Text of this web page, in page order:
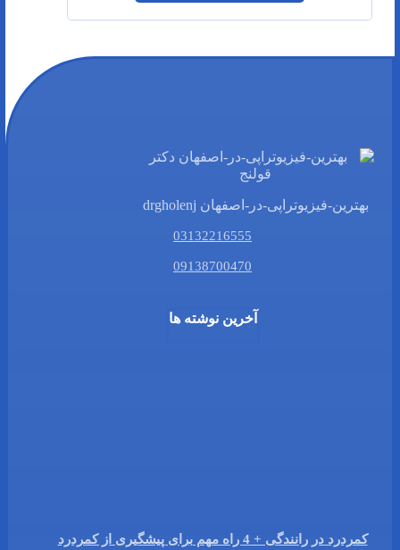
بهترین-فیزیوتراپی-در-اصفهان drgholenj
03132216555
09138700470
آخرین نوشته ها
کمردرد در رانندگی + 4 راه مهم برای پیشگیری از کمردرد